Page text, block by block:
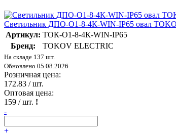
Светильник ДПО-О1-8-4К-WIN-IP65 овал
Артикул: ТОК-О1-8-4К-WIN-IP65
Бренд:
TOKOV ELECTRIC
На складе 137 шт.
Обновлено 05.08.2026
Розничная цена:
172.83 / шт.
Оптовая цена:
159 / шт. !
-
+